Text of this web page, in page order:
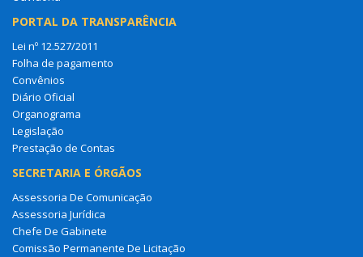
PORTAL DA TRANSPARÊNCIA
Lei nº 12.527/2011
Folha de pagamento
Convênios
Diário Oficial
Organograma
Legislação
Prestação de Contas
SECRETARIA E ÓRGÃOS
Assessoria De Comunicação
Assessoria Jurídica
Chefe De Gabinete
Comissão Permanente De Licitação